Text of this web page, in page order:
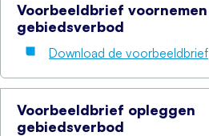
Voorbeeldbrief voornemen
gebiedsverbod
Download de voorbeeldbrief
Voorbeeldbrief opleggen
gebiedsverbod